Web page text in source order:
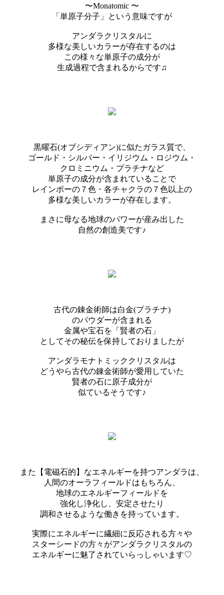
〜Monatomic 〜
「単原子分子」という意味ですが
アンダラクリスタルに
多様な美しいカラーが存在するのは
この様々な単原子の成分が
生成過程で含まれるからです♫
黒曜石(オブシディアン)に似たガラス質で、
ゴールド・シルバー・イリジウム・ロジウム・
クロミニウム・プラチナなど
単原子の成分が含まれていることで
レインボーの７色・各チャクラの７色以上の
多様な美しいカラーが存在します。
まさに母なる地球のパワーが産み出した
自然の創造美です♪
古代の錬金術師は白金(プラチナ)
のパウダーが含まれる
金属や宝石を「賢者の石」
としてその秘伝を保持しておりましたが
アンダラモナトミッククリスタルは
どうやら古代の錬金術師が愛用していた
賢者の石に原子成分が
似ているそうです♪
また【電磁石的】なエネルギーを持つアンダラは、
人間のオーラフィールドはもちろん、
地球のエネルギーフィールドを
強化し浄化し、安定させたり
調和させるような働きを持っています。
実際にエネルギーに繊細に反応される方々や
スターシードの方々がアンダラクリスタルの
エネルギーに魅了されていらっしゃいます♡